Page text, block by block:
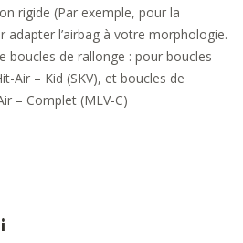
rigide (Par exemple, pour la
adapter l’airbag à votre morphologie.
boucles de rallonge : pour boucles
Air – Kid (SKV), et boucles de
– Complet (MLV-C)